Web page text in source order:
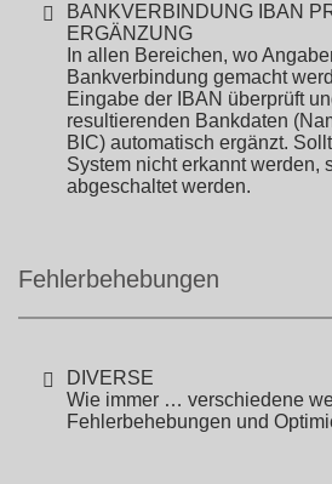
BANKVERBINDUNG IBAN
ERGÄNZUNG
In allen Bereichen, wo
Bankverbindung gemacht
Eingabe der IBAN überprüft
resultierenden Bankdaten
BIC) automatisch ergänzt.
System nicht erkannt werden,
abgeschaltet werden.
Fehlerbehebungen
DIVERSE
Wie immer … verschiedene
Fehlerbehebungen und